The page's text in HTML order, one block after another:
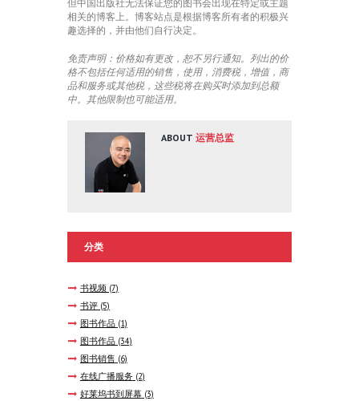
但中国出版社无法保证您的图书会出现在特定或主题
相关的博客上。博客站点是根据博客所有者的积极兴
趣选择的，并由他们自行决定。
免责声明：价格如有更改，恕不另行通知。列出的价
格不包括任何适用的销售，使用，消费税，增值，商
品和服务或其他税，这些税将在购买时添加到总额
中。其他限制也可能适用。
ABOUT运营总监
分类
书视频(7)
书评(5)
图书作品(1)
图书作品(34)
图书销售 (6)
在线广播服务(2)
好莱坞书到屏幕(3)